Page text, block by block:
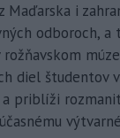
Maďarska i
odboroch, a
diel študentov
priblíži